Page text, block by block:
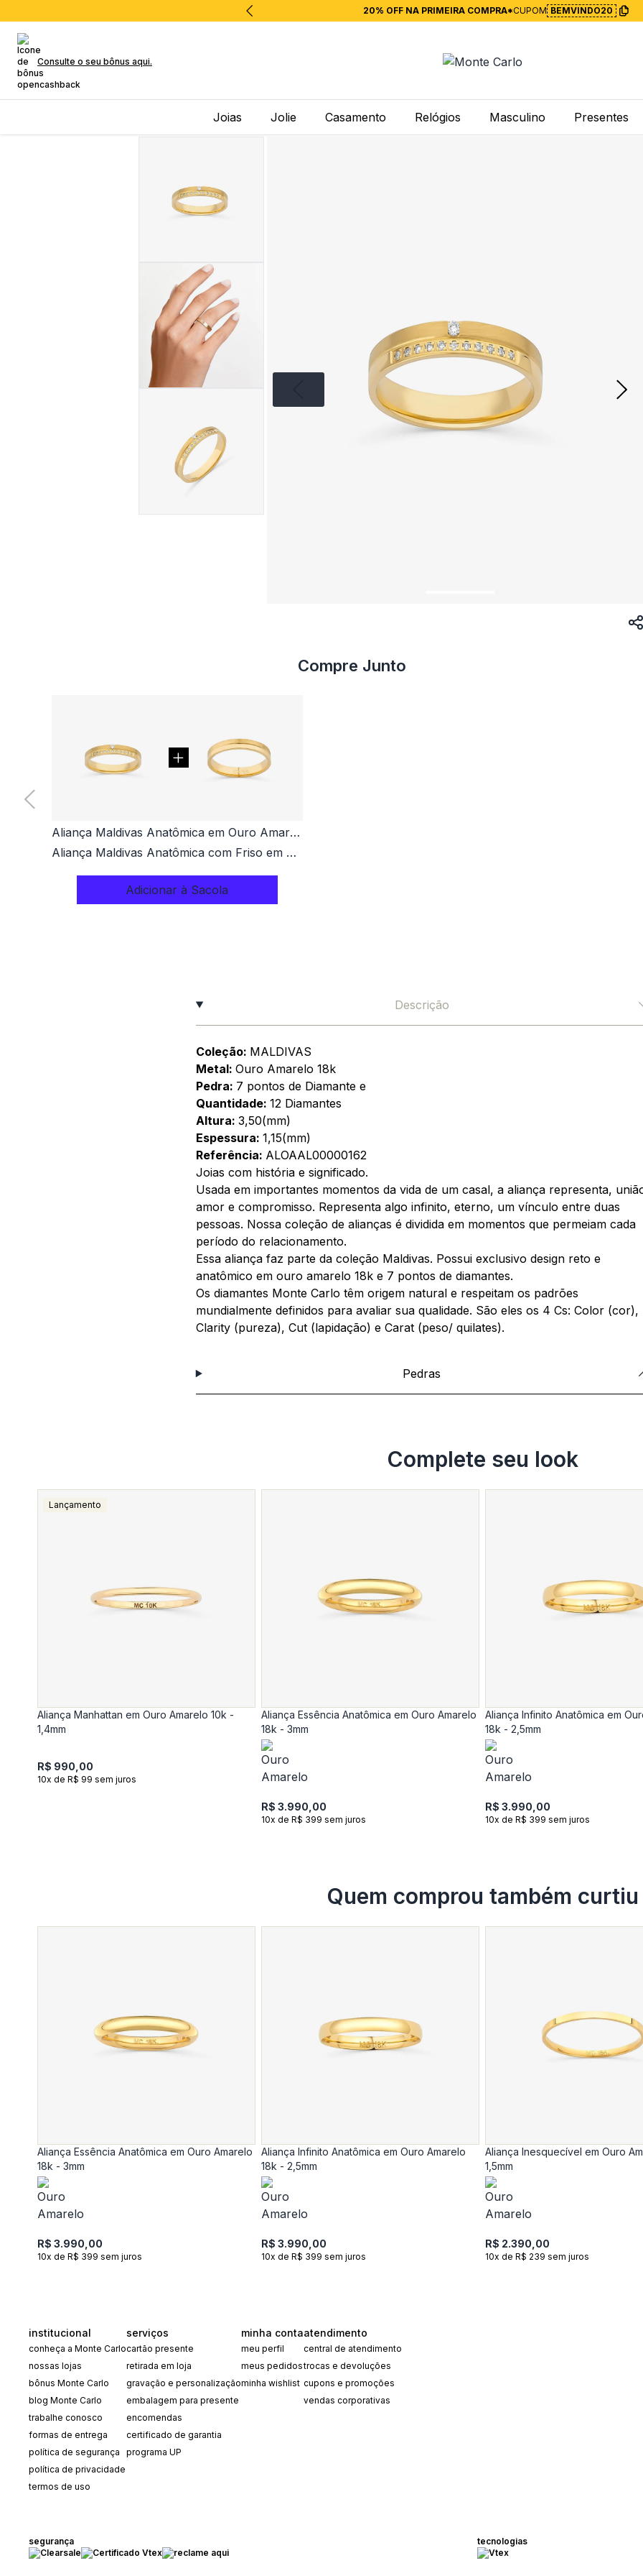
20% OFF NA PRIMEIRA COMPRA*CUPOM BEMVINDO20
Consulte o seu bônus aqui.
Joias Jolie Casamento Relógios Masculino Presentes
Compre Junto
Aliança Maldivas Anatômica em Ouro Amarelo 18k com 7 Pontos de Diamantes - 3,5mm
Aliança Maldivas Anatômica com Friso em Ouro Amarelo 18k - 3,5mm
Adicionar à Sacola
Descrição
Coleção: MALDIVAS
Metal: Ouro Amarelo 18k
Pedra: 7 pontos de Diamante e
Quantidade: 12 Diamantes
Altura: 3,50(mm)
Espessura: 1,15(mm)
Referência: ALOAAL00000162
Joias com história e significado.
Usada em importantes momentos da vida de um casal, a aliança representa,
amor e compromisso. Representa algo infinito, eterno, um vínculo entre duas
pessoas. Nossa coleção de alianças é dividida em momentos que permeiam cada
período do relacionamento.
Essa aliança faz parte da coleção Maldivas. Possui exclusivo design reto e
anatômico em ouro amarelo 18k e 7 pontos de diamantes.
Os diamantes Monte Carlo têm origem natural e respeitam os padrões
mundialmente definidos para avaliar sua qualidade. São eles os 4 Cs: Color (cor),
Clarity (pureza), Cut (lapidação) e Carat (peso/ quilates).
Pedras
Complete seu look
Lançamento
Aliança Manhattan em Ouro Amarelo 10k -
1,4mm
R$ 990,00
10x de R$ 99 sem juros
Aliança Essência Anatômica em Ouro Amarelo
18k - 3mm
R$ 3.990,00
10x de R$ 399 sem juros
Aliança Infinito Anatômica em
18k - 2,5mm
R$ 3.990,00
10x de R$ 399 sem juros
Quem comprou também curtiu
Aliança Essência Anatômica em Ouro Amarelo
18k - 3mm
R$ 3.990,00
10x de R$ 399 sem juros
Aliança Infinito Anatômica em Ouro Amarelo
18k - 2,5mm
R$ 3.990,00
10x de R$ 399 sem juros
Aliança Inesquecível em Ouro
1,5mm
R$ 2.390,00
10x de R$ 239 sem juros
institucional
conheça a Monte Carlo
nossas lojas
bônus Monte Carlo
blog Monte Carlo
trabalhe conosco
formas de entrega
política de segurança
política de privacidade
termos de uso
serviços
cartão presente
retirada em loja
gravação e personalização
embalagem para presente
encomendas
certificado de garantia
programa UP
minha conta
meu perfil
meus pedidos
minha wishlist
atendimento
central de atendimento
trocas e devoluções
cupons e promoções
vendas corporativas
segurança tecnologias